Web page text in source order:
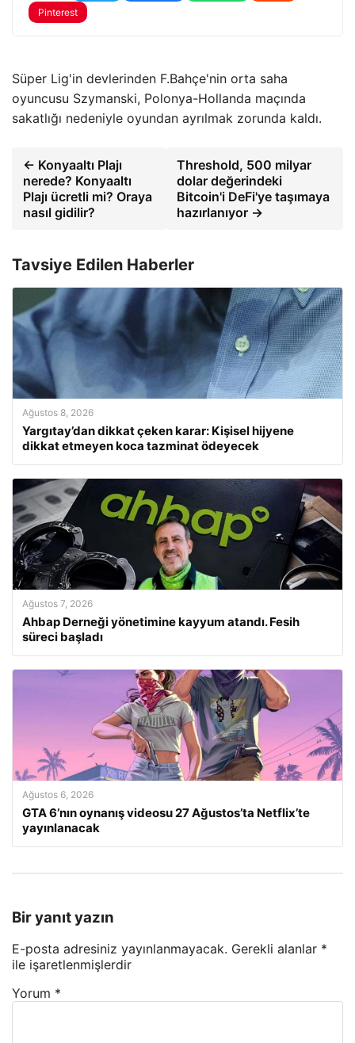
Pinterest
Süper Lig'in devlerinden F.Bahçe'nin orta saha
oyuncusu Szymanski, Polonya-Hollanda maçında
sakatlığı nedeniyle oyundan ayrılmak zorunda kaldı.
← Konyaaltı Plajı
nerede? Konyaaltı
Plajı ücretli mi? Oraya
nasıl gidilir?
Threshold, 500 milyar
dolar değerindeki
Bitcoin'i DeFi'ye taşımaya
hazırlanıyor →
Tavsiye Edilen Haberler
Ağustos 8, 2026
Yargıtay’dan dikkat çeken karar: Kişisel hijyene
dikkat etmeyen koca tazminat ödeyecek
Ağustos 7, 2026
Ahbap Derneği yönetimine kayyum atandı. Fesih
süreci başladı
Ağustos 6, 2026
GTA 6’nın oynanış videosu 27 Ağustos’ta Netflix’te
yayınlanacak
Bir yanıt yazın
E-posta adresiniz yayınlanmayacak. Gerekli alanlar *
ile işaretlenmişlerdir
Yorum *